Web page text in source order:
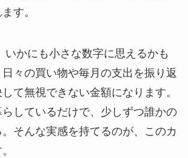
す。
いかにも小さな数字に思えるかも
日々の買い物や毎月の支出を振り返
て無視できない金額になります。
しているだけで、少しずつ誰かの
そんな実感を持てるのが、このカ